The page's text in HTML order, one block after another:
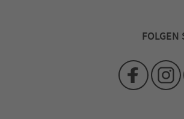
FOLGEN